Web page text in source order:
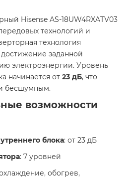
Hisense AS-18UW4RXATV03
технологий и
технология
заданной
электроэнергии. Уровень
начинается от 23 дБ, что
бесшумным.
возможности
блока: от 23 дБ
: 7 уровней
обогрев,